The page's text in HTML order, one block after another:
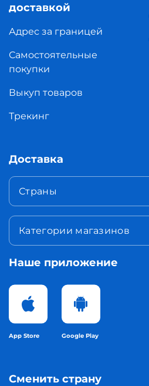
доставкой
Адрес за границей
Самостоятельные
покупки
Выкуп товаров
Трекинг
Доставка
Страны
Категории магазинов
Наше приложение
App Store Google Play
Сменить страну